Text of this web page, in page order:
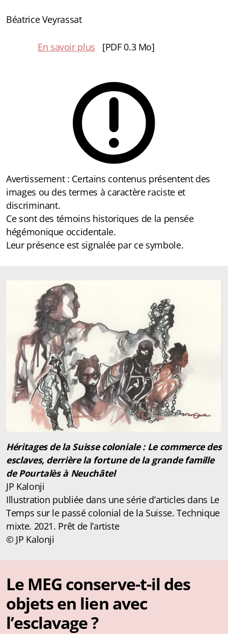
Béatrice Veyrassat
En savoir plus [PDF 0.3 Mo]
Avertissement : Certains contenus présentent des
images ou des termes à caractère raciste et
discriminant.
Ce sont des témoins historiques de la pensée
hégémonique occidentale.
Leur présence est signalée par ce symbole.
Héritages de la Suisse coloniale : Le commerce des
esclaves, derrière la fortune de la grande famille
de Pourtalès à Neuchâtel
JP Kalonji
Illustration publiée dans une série d’articles dans Le
Temps sur le passé colonial de la Suisse. Technique
mixte. 2021. Prêt de l’artiste
© JP Kalonji
Le MEG conserve-t-il des
objets en lien avec
l’esclavage ?